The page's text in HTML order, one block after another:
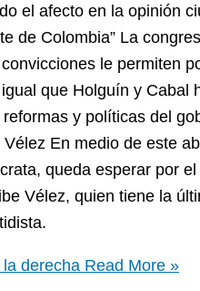
el afecto en la opinión
de Colombia” La
le permiten
que Holguín y
y políticas del
En medio de este
queda esperar por
Vélez, quien tiene la
derecha Read More »